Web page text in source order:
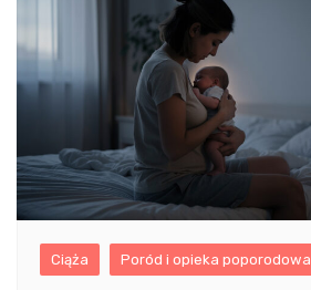
Ciąża Poród i opieka poporodowa